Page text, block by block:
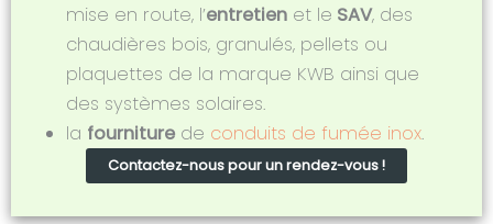
mise en route, l’entretien et le SAV, des
chaudières bois, granulés, pellets ou
plaquettes de la marque KWB ainsi que
des systèmes solaires.
la fourniture de conduits de fumée inox.
Contactez-nous pour un rendez-vous !